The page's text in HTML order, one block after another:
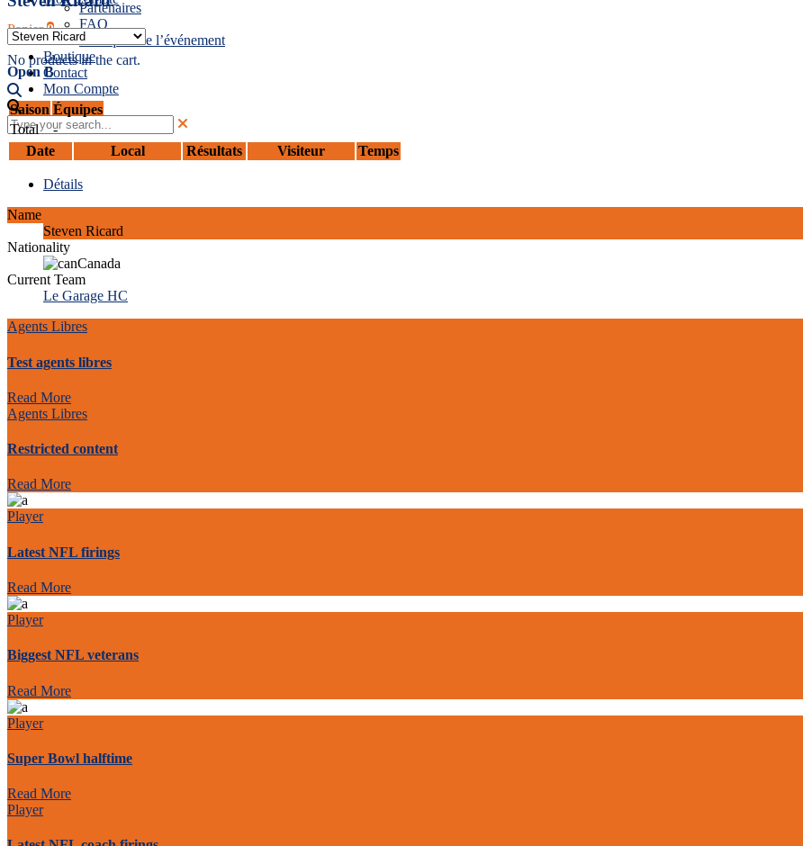
Panier 0
No products in the cart.
Partenaires
FAQ
Politiques de l’événement
Boutique
Contact
Mon Compte
Open B
Saison Équipes
Total
-
Date
Local Résultats Visiteur Temps
Détails
Name
Steven Ricard
Nationality
Canada
Current Team
Le Garage HC
Agents Libres
Test agents libres
Read More
Agents Libres
Restricted content
Read More
Player
Latest NFL firings
Read More
Player
Biggest NFL veterans
Read More
Player
Super Bowl halftime
Read More
Player